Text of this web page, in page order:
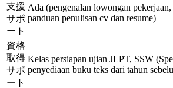
支援
サポ
ート
Ada (pengenalan lowongan
panduan penulisan cv dan resume)
資格
取得
サポ
ート
Kelas persiapan ujian JLPT, SSW
penyediaan buku teks dari tahun